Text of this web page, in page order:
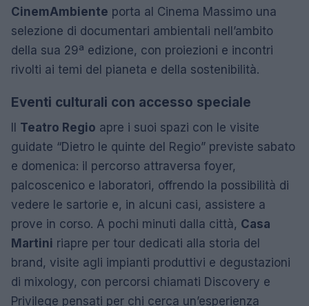
CinemAmbiente porta al Cinema Massimo una
selezione di documentari ambientali nell’ambito
della sua 29ª edizione, con proiezioni e incontri
rivolti ai temi del pianeta e della sostenibilità.
Eventi culturali con accesso speciale
Teatro Regio apre i suoi spazi con le visite
guidate “Dietro le quinte del Regio” previste sabato
e domenica: il percorso attraversa foyer,
palcoscenico e laboratori, offrendo la possibilità di
vedere le sartorie e, in alcuni casi, assistere a
prove in corso. A pochi minuti dalla città, Casa
Martini riapre per tour dedicati alla storia del
brand, visite agli impianti produttivi e degustazioni
di mixology, con percorsi chiamati Discovery e
Privilege pensati per chi cerca un’esperienza